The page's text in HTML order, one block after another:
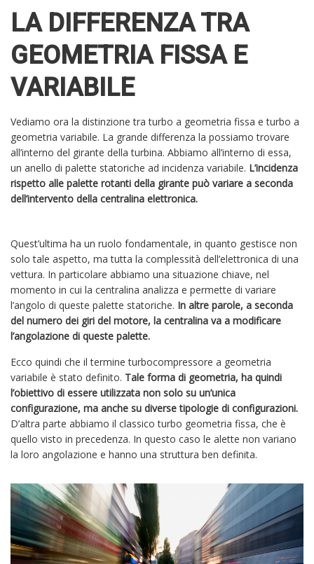
LA DIFFERENZA TRA
GEOMETRIA FISSA E
VARIABILE
Vediamo ora la distinzione tra turbo a geometria fissa e turbo a
geometria variabile. La grande differenza la possiamo trovare
all’interno del girante della turbina. Abbiamo all’interno di essa,
un anello di palette statoriche ad incidenza variabile. L’incidenza
rispetto alle palette rotanti della girante può variare a seconda
dell’intervento della centralina elettronica.
Quest’ultima ha un ruolo fondamentale, in quanto gestisce non
solo tale aspetto, ma tutta la complessità dell’elettronica di una
vettura. In particolare abbiamo una situazione chiave, nel
momento in cui la centralina analizza e permette di variare
l’angolo di queste palette statoriche. In altre parole, a seconda
del numero dei giri del motore, la centralina va a modificare
l’angolazione di queste palette.
Ecco quindi che il termine turbocompressore a geometria
variabile è stato definito. Tale forma di geometria, ha quindi
l’obiettivo di essere utilizzata non solo su un’unica
configurazione, ma anche su diverse tipologie di configurazioni.
D’altra parte abbiamo il classico turbo geometria fissa, che è
quello visto in precedenza. In questo caso le alette non variano
la loro angolazione e hanno una struttura ben definita.